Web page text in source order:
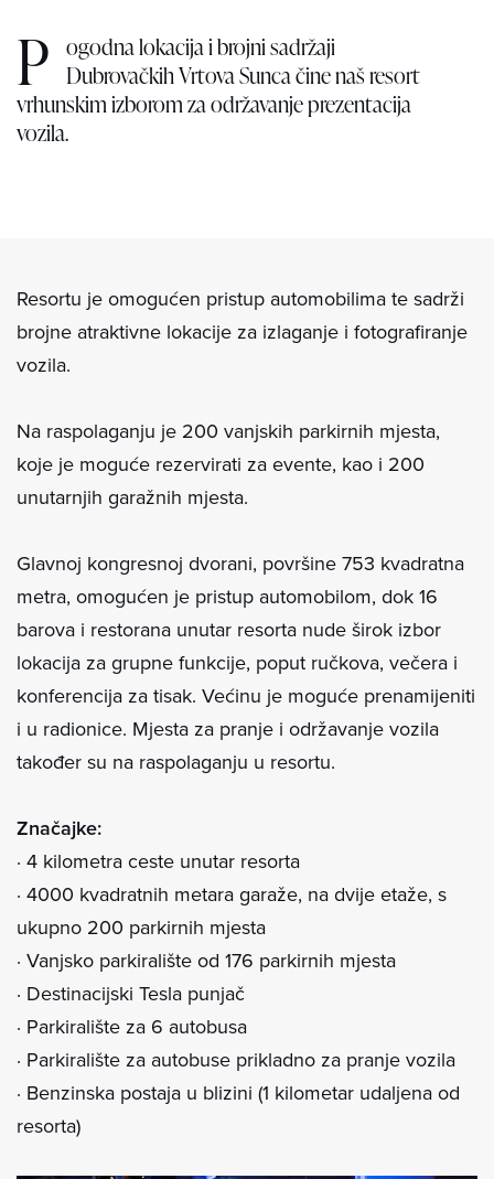
P ogodna lokacija i brojni sadržaji
Dubrovačkih Vrtova Sunca čine naš resort
vrhunskim izborom za održavanje prezentacija
vozila.
Resortu je omogućen pristup automobilima te sadrži
brojne atraktivne lokacije za izlaganje i fotografiranje
vozila.
Na raspolaganju je 200 vanjskih parkirnih mjesta,
koje je moguće rezervirati za evente, kao i 200
unutarnjih garažnih mjesta.
Glavnoj kongresnoj dvorani, površine 753 kvadratna
metra, omogućen je pristup automobilom, dok 16
barova i restorana unutar resorta nude širok izbor
lokacija za grupne funkcije, poput ručkova, večera i
konferencija za tisak. Većinu je moguće prenamijeniti
i u radionice. Mjesta za pranje i održavanje vozila
također su na raspolaganju u resortu.
Značajke:
· 4 kilometra ceste unutar resorta
· 4000 kvadratnih metara garaže, na dvije etaže, s
ukupno 200 parkirnih mjesta
· Vanjsko parkiralište od 176 parkirnih mjesta
· Destinacijski Tesla punjač
· Parkiralište za 6 autobusa
· Parkiralište za autobuse prikladno za pranje vozila
· Benzinska postaja u blizini (1 kilometar udaljena od
resorta)